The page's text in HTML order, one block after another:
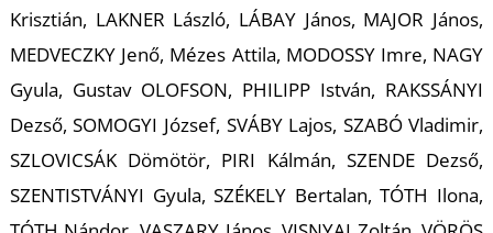
Krisztián, LAKNER László, LÁBAY János, MAJOR János,
MEDVECZKY Jenő, Mézes Attila, MODOSSY Imre, NAGY
Gyula, Gustav OLOFSON, PHILIPP István, RAKSSÁNYI
Dezső, SOMOGYI József, SVÁBY Lajos, SZABÓ Vladimir,
SZLOVICSÁK Dömötör, PIRI Kálmán, SZENDE Dezső,
SZENTISTVÁNYI Gyula, SZÉKELY Bertalan, TÓTH Ilona,